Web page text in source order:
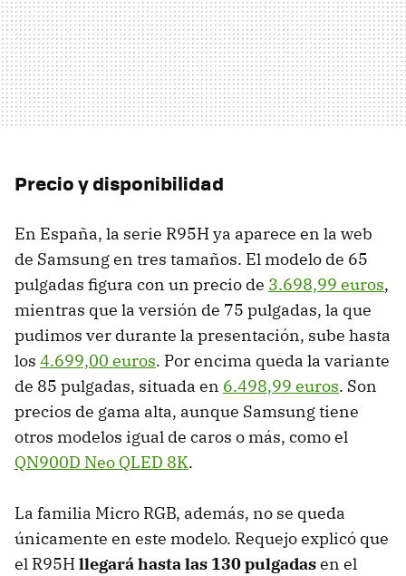
Precio y disponibilidad
En España, la serie R95H ya aparece en la web
de Samsung en tres tamaños. El modelo de 65
pulgadas figura con un precio de 3.698,99 euros,
mientras que la versión de 75 pulgadas, la que
pudimos ver durante la presentación, sube hasta
los 4.699,00 euros. Por encima queda la variante
de 85 pulgadas, situada en 6.498,99 euros. Son
precios de gama alta, aunque Samsung tiene
otros modelos igual de caros o más, como el
QN900D Neo QLED 8K.
La familia Micro RGB, además, no se queda
únicamente en este modelo. Requejo explicó que
el R95Hllegará hasta las 130 pulgadasen el